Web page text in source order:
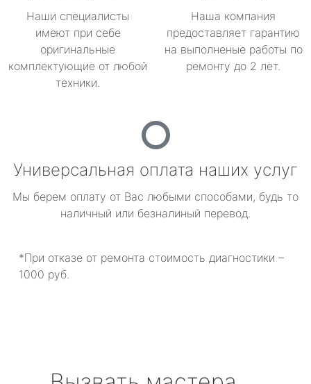
Наши специалисты
имеют при себе
оригинальные
комплектующие от любой
техники.
Наша компания
предоставляет гарантию
на выполненые работы по
ремонту до 2 лет.
Универсальная оплата наших услуг
Мы берем оплату от Вас любыми способами, будь то
наличный или безналиный перевод.
*При отказе от ремонта стоимость диагностики –
1000 руб.